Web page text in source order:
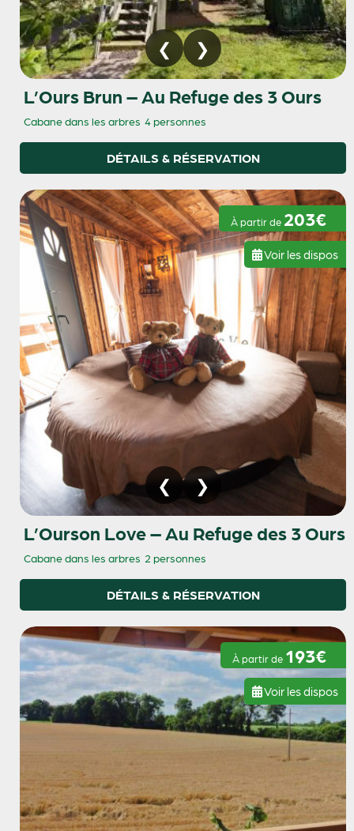
L’Ours Brun – Au Refuge des 3 Ours
Cabane dans les arbres 4 personnes
DÉTAILS & RÉSERVATION
À partir de 203€
Voir les dispos
L’Ourson Love – Au Refuge des 3 Ours
Cabane dans les arbres 2 personnes
DÉTAILS & RÉSERVATION
À partir de 193€
Voir les dispos